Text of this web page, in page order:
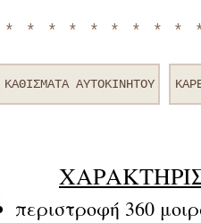
ΚΑΘΙΣΜΑΤΑ ΑΥΤΟΚΙΝΗΤΟΥ
περιστροφή 360